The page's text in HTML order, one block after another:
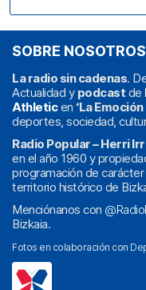
SOBRE NOSOTROS
La radio sin cadenas.
Actualidad y podcast de
Athleticen ‘La
deportes, sociedad,
Radio Popular – Herri
en el año 1960 y
programación de
territorio histórico de
Menciónanos con
Bizkaia.
Fotos en colaboración con